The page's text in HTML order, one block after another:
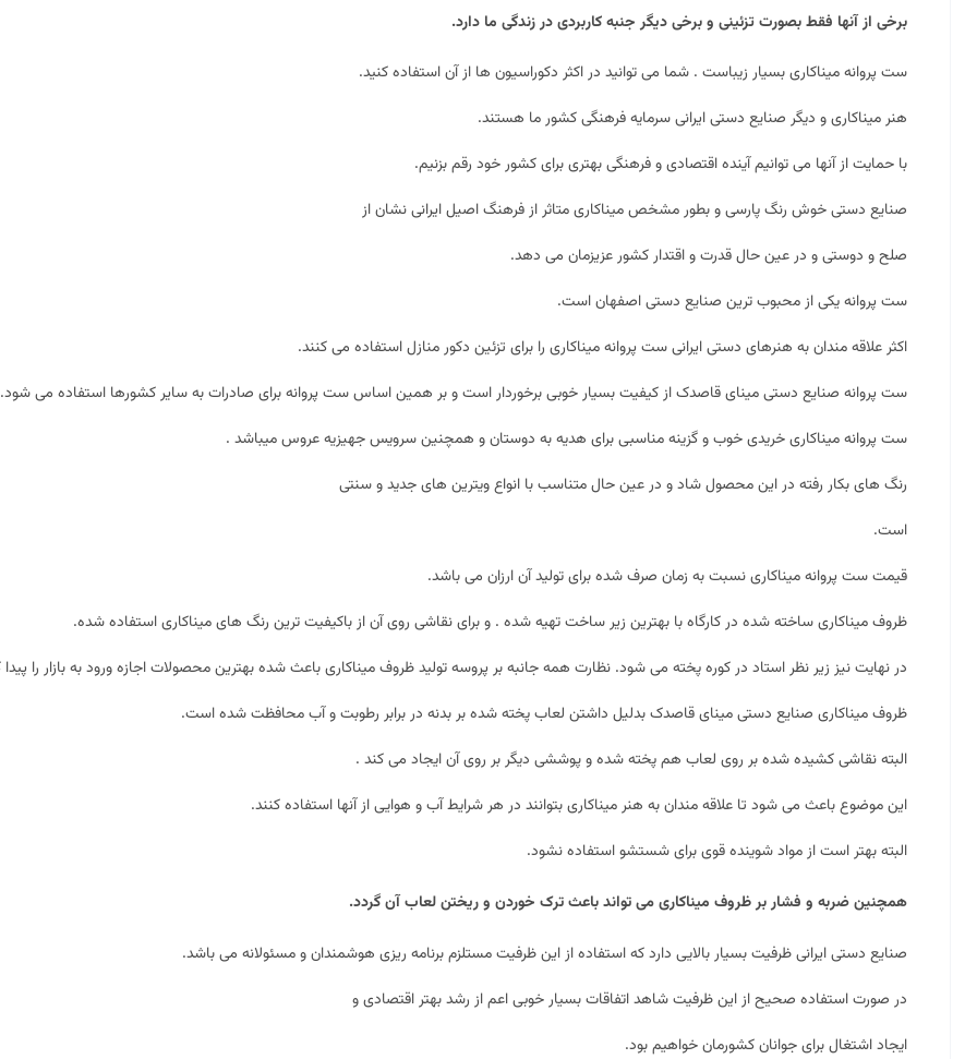
برخی از آنها فقط بصورت تزئینی و برخی دیگر جنبه کاربردی در زندگی ما دارد.
ست پروانه میناکاری بسیار زیباست . شما می توانید در اکثر دکوراسیون ها از آن استفاده کنید.
هنر میناکاری و دیگر صنایع دستی ایرانی سرمایه فرهنگی کشور ما هستند.
با حمایت از آنها می توانیم آینده اقتصادی و فرهنگی بهتری برای کشور خود رقم بزنیم.
صنایع دستی خوش رنگ پارسی و بطور مشخص میناکاری متاثر از فرهنگ اصیل ایرانی نشان از
صلح و دوستی و در عین حال قدرت و اقتدار کشور عزیزمان می دهد.
ست پروانه یکی از محبوب ترین صنایع دستی اصفهان است.
اکثر علاقه مندان به هنرهای دستی ایرانی ست پروانه میناکاری را برای تزئین دکور منازل استفاده می کنند.
ست پروانه صنایع دستی مینای قاصدک از کیفیت بسیار خوبی برخوردار است و بر همین اساس ست پروانه برای صادرات به سایر کشورها استفاده می شود.
ست پروانه میناکاری خریدی خوب و گزینه مناسبی برای هدیه به دوستان و همچنین سرویس جهیزیه عروس میباشد .
رنگ های بکار رفته در این محصول شاد و در عین حال متناسب با انواع ویترین های جدید و سنتی
است.
قیمت ست پروانه میناکاری نسبت به زمان صرف شده برای تولید آن ارزان می باشد.
ظروف میناکاری ساخته شده در کارگاه با بهترین زیر ساخت تهیه شده . و برای نقاشی روی آن از باکیفیت ترین رنگ های میناکاری استفاده شده.
در نهایت نیز زیر نظر استاد در کوره پخته می شود. نظارت همه جانبه بر پروسه تولید ظروف میناکاری باعث شده بهترین محصولات اجازه ورود به بازار را پیدا
ظروف میناکاری صنایع دستی مینای قاصدک بدلیل داشتن لعاب پخته شده بر بدنه در برابر رطوبت و آب محافظت شده است.
البته نقاشی کشیده شده بر روی لعاب هم پخته شده و پوششی دیگر بر روی آن ایجاد می کند .
این موضوع باعث می شود تا علاقه مندان به هنر میناکاری بتوانند در هر شرایط آب و هوایی از آنها استفاده کنند.
البته بهتر است از مواد شوینده قوی برای شستشو استفاده نشود.
همچنین ضربه و فشار بر ظروف میناکاری می تواند باعث ترک خوردن و ریختن لعاب آن گردد.
صنایع دستی ایرانی ظرفیت بسیار بالایی دارد که استفاده از این ظرفیت مستلزم برنامه ریزی هوشمندان و مسئولانه می باشد.
در صورت استفاده صحیح از این ظرفیت شاهد اتفاقات بسیار خوبی اعم از رشد بهتر اقتصادی و
ایجاد اشتغال برای جوانان کشورمان خواهیم بود.